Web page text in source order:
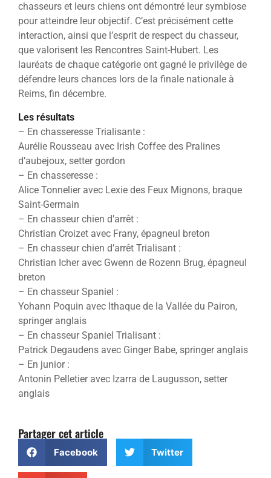
chasseurs et leurs chiens ont démontré leur symbiose
pour atteindre leur objectif. C’est précisément cette
interaction, ainsi que l’esprit de respect du chasseur,
que valorisent les Rencontres Saint-Hubert. Les
lauréats de chaque catégorie ont gagné le privilège de
défendre leurs chances lors de la finale nationale à
Reims, fin décembre.
Les résultats
– En chasseresse Trialisante :
Aurélie Rousseau avec Irish Coffee des Pralines
d’aubejoux, setter gordon
– En chasseresse :
Alice Tonnelier avec Lexie des Feux Mignons, braque
Saint-Germain
– En chasseur chien d’arrêt :
Christian Croizet avec Frany, épagneul breton
– En chasseur chien d’arrêt Trialisant :
Christian Icher avec Gwenn de Rozenn Brug, épagneul
breton
– En chasseur Spaniel :
Yohann Poquin avec Ithaque de la Vallée du Pairon,
springer anglais
– En chasseur Spaniel Trialisant :
Patrick Degaudens avec Ginger Babe, springer anglais
– En junior :
Antonin Pelletier avec Izarra de Laugusson, setter
anglais
Partager cet article
Facebook Twitter